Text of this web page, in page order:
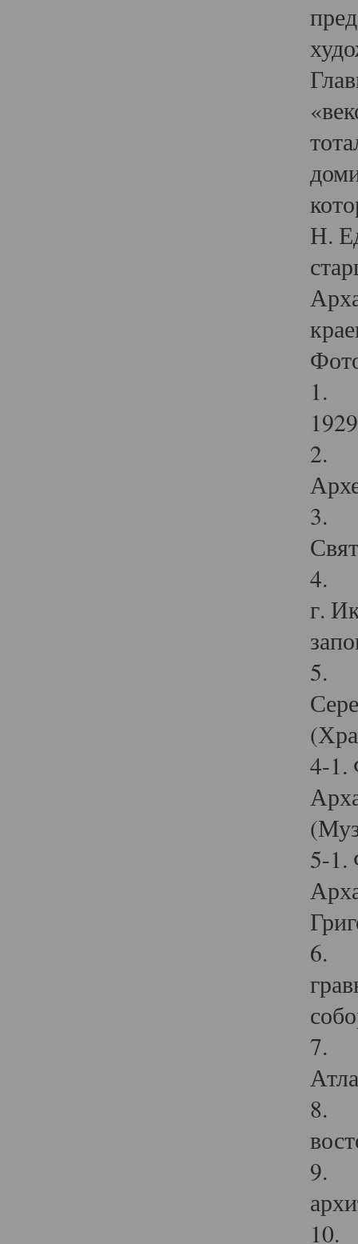
Н.
1.
2.
3.
4.
г.
5.
4-1.
5-1.
6.
7.
8.
9.
10.